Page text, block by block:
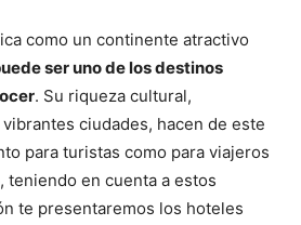
como un continente atractivo
ser uno de los destinos
. Su riqueza cultural,
ciudades, hacen de este
para turistas como para viajeros
teniendo en cuenta a estos
te presentaremos los hoteles